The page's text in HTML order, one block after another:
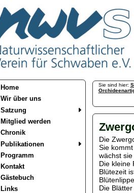
Home
Wir über uns
Satzung
Mitglied werden
Chronik
Publikationen
Programm
Kontakt
Gästebuch
Links
Sie sind hier:
Die
Sie
wächst
Die kleine
Blütezeit
Die